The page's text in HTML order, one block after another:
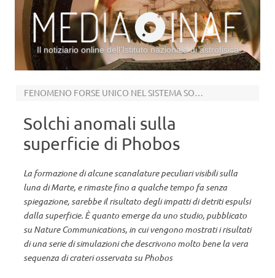
Il notiziario online dell’Istituto nazionale di astrofisica
FENOMENO FORSE UNICO NEL SISTEMA SOLARE
Solchi anomali sulla
superficie di Phobos
La formazione di alcune scanalature peculiari visibili sulla
luna di Marte, e rimaste fino a qualche tempo fa senza
spiegazione, sarebbe il risultato degli impatti di detriti espulsi
dalla superficie. È quanto emerge da uno studio, pubblicato
su Nature Communications, in cui vengono mostrati i risultati
di una serie di simulazioni che descrivono molto bene la vera
sequenza di crateri osservata su Phobos